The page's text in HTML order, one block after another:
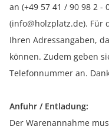
an (+49 57 41 / 90 98 2
(info@holzplatz.de).
Ihren Adressangaben,
können. Zudem geben
Telefonnummer an.
Anfuhr / Entladung:
Der Warenannahme